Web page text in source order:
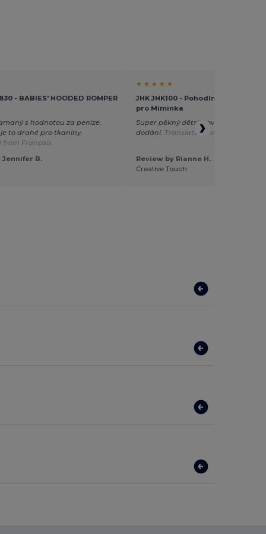
- BABIES' HOODED ROMPER
s hodnotou za peníze,
to drahé pro tkaniny.
from Français
Jennifer B.
★ ★ ★ ★ ★
JHK JHK100 - Pohodlné Bavlněné
pro Miminka
Super pěkný dětský overal. Velmi
dodání. Translated from Dutch
Review by Rianne H.
Creative Touch